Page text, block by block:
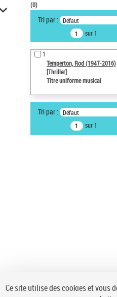
VOTRE RECHERCHE
Recherche avancée dans les
notices d’autorité
Œuvres liées à l'auteur :
Temperton, Rod (1947-2016)
Sauvegarder votre recherche
AFFINER
Type de notice d'autorité
(0)
Tri par : Défaut
sur 1
1
Temperton, Rod (1947-2016)
[Thriller]
Titre uniforme musical
Tri par : Défaut
sur 1
Ce site utilise des cookies et vous